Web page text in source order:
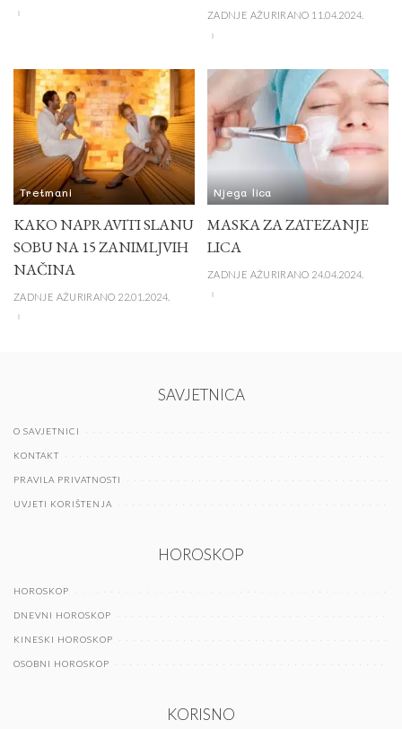
ZADNJE AŽURIRANO 11.04.2024.
Tretmani
KAKO NAPRAVITI SLANU
SOBU NA 15 ZANIMLJVIH
NAČINA
ZADNJE AŽURIRANO 22.01.2024.
Njega lica
MASKA ZA ZATEZANJE
LICA
ZADNJE AŽURIRANO 24.04.2024.
SAVJETNICA
O SAVJETNICI
KONTAKT
PRAVILA PRIVATNOSTI
UVJETI KORIŠTENJA
HOROSKOP
HOROSKOP
DNEVNI HOROSKOP
KINESKI HOROSKOP
OSOBNI HOROSKOP
KORISNO